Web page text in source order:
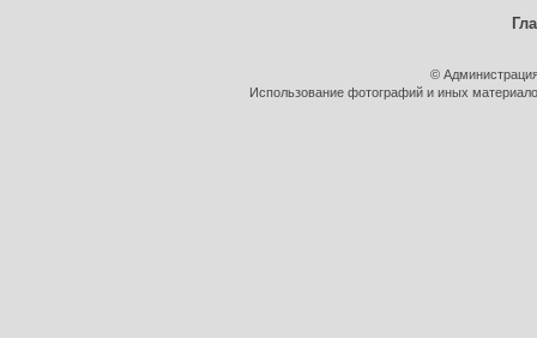
©
Использование фотографий и иных